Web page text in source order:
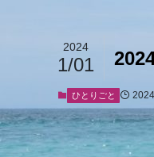
2024
1/01
ひとりごと